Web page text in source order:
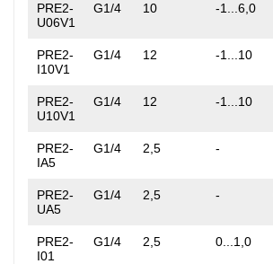
PRE2-
U06V1
G1/4 10 -1...6,0
PRE2-
I10V1
G1/4 12 -1...10
PRE2-
U10V1
G1/4 12 -1...10
PRE2-
IA5
G1/4 2,5 -
PRE2-
UA5
G1/4 2,5 -
PRE2-
I01
G1/4 2,5 0...1,0